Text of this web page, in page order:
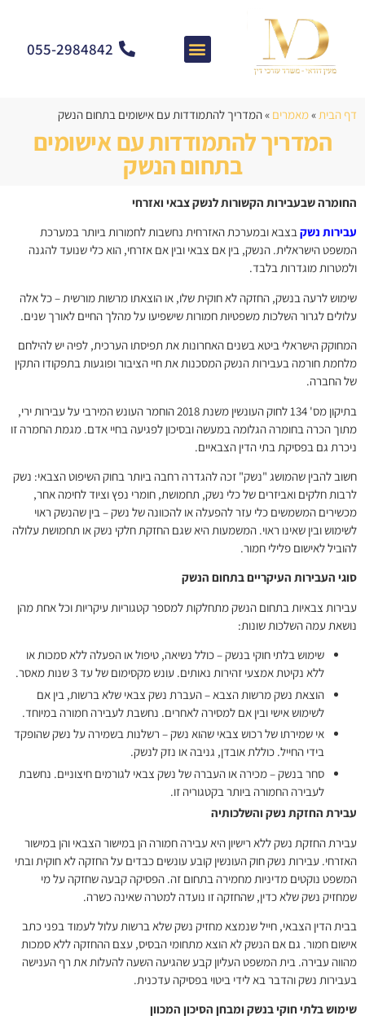
055-2984842
דף הבית»מאמרים »המדריך להתמודדות עם אישומים בתחום הנשק
המדריך להתמודדות עם אישומים
בתחום הנשק
החומרה שבעבירות הקשורות לנשק צבאי ואזרחי
עבירות נשקבצבא ובמערכת האזרחית נחשבות לחמורות ביותר במערכת
המשפט הישראלית. הנשק, בין אם צבאי ובין אם אזרחי, הוא כלי שנועד להגנה
ולמטרות מוגדרות בלבד.
שימוש לרעה בנשק, החזקה לא חוקית שלו, או הוצאתו מרשות מורשית – כל אלה
עלולים לגרור השלכות משפטיות חמורות שישפיעו על מהלך החיים לאורך שנים.
המחוקק הישראלי ביטא בשנים האחרונות את תפיסתו הערכית, לפיה יש להילחם
מלחמת חורמה בעבירות הנשק המסכנות את חיי הציבור ופוגעות בתפקודו התקין
של החברה.
בתיקון מס' 134 לחוק העונשין משנת 2018 הוחמר העונש המירבי על עבירות ירי,
מתוך הכרה בחומרה הגלומה במעשה ובסיכון לפגיעה בחיי אדם. מגמת החמרה זו
ניכרת גם בפסיקת בתי הדין הצבאיים.
חשוב להבין שהמושג "נשק" זכה להגדרה רחבה ביותר בחוק השיפוט הצבאי: נשק
לרבות חלקים ואביזרים של כלי נשק, תחמושת, חומרי נפץ וציוד לחימה אחר,
מכשירים המשמשים כלי עזר להפעלה או להכוונה של נשק – בין שהנשק ראוי
לשימוש ובין שאינו ראוי. המשמעות היא שגם החזקת חלקי נשק או תחמושת עלולה
להוביל לאישום פלילי חמור.
סוגי העבירות העיקריים בתחום הנשק
עבירות צבאיות בתחום הנשק מתחלקות למספר קטגוריות עיקריות וכל אחת מהן
נושאת עמה השלכות שונות:
שימוש בלתי חוקי בנשק – כולל נשיאה, טיפול או הפעלה ללא סמכות או
ללא נקיטת אמצעי זהירות נאותים. עונש מקסימום של עד 3 שנות מאסר.
הוצאת נשק מרשות הצבא – העברת נשק צבאי שלא ברשות, בין אם
לשימוש אישי ובין אם למסירה לאחרים. נחשבת לעבירה חמורה במיוחד.
אי שמירתו של רכוש צבאי שהוא נשק – רשלנות בשמירה על נשק שהופקד
בידי החייל. כוללת אובדן, גניבה או נזק לנשק.
סחר בנשק – מכירה או העברה של נשק צבאי לגורמים חיצוניים. נחשבת
לעבירה החמורה ביותר בקטגוריה זו.
עבירת החזקת נשק והשלכותיה
עבירת החזקת נשק ללא רישיון היא עבירה חמורה הן במישור הצבאי והן במישור
האזרחי. עבירות נשק חוק העונשין קובע עונשים כבדים על החזקה לא חוקית ובתי
המשפט נוקטים מדיניות מחמירה בתחום זה. הפסיקה קבעה שחזקה על מי
שמחזיק נשק שלא כדין, שהחזקה זו נועדה למטרה שאינה כשרה.
בבית הדין הצבאי, חייל שנמצא מחזיק נשק שלא ברשות עלול לעמוד בפני כתב
אישום חמור. גם אם הנשק לא הוצא מתחומי הבסיס, עצם ההחזקה ללא סמכות
מהווה עבירה. בית המשפט העליון קבע שהגיעה השעה להעלות את רף הענישה
בעבירות נשק והדבר בא לידי ביטוי בפסיקה עדכנית.
שימוש בלתי חוקי בנשק ומבחן הסיכון המכוון